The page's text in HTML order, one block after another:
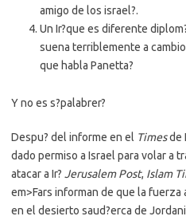
amigo de los israel?.
Un Ir?que es diferente
suena terriblemente a cambio
que habla Panetta?
Y no es s?palabrer?
Despu? del informe en el Timesde
dado permiso a Israel para volar a
atacar a Ir? Jerusalem Post, Islam
em>Fars informan de que la fuerza
en el desierto saud?erca de